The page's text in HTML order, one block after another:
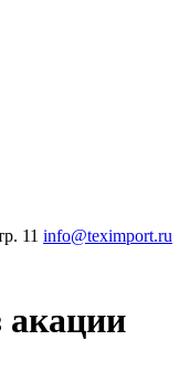
11 info@teximport.ru
акации